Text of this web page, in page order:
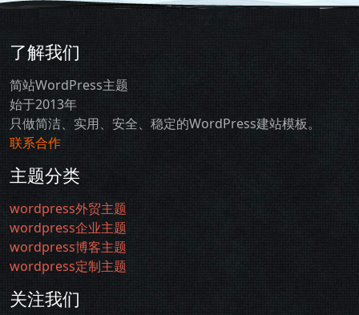
了解我们
简站WordPress主题
始于2013年
只做简洁、实用、安全、稳定的WordPress建站模板。
联系合作
主题分类
wordpress外贸主题
wordpress企业主题
wordpress博客主题
wordpress定制主题
关注我们